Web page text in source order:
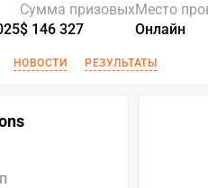
Сумма призовых
$ 146 327
Место
Онлайн
НОВОСТИ РЕЗУЛЬТАТЫ